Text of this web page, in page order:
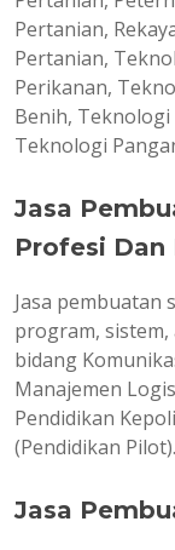
Pertanian,
Pertanian,
Perikanan,
Benih,
Teknologi
Jasa
Profesi Dan
Jasa pembuatan
program,
bidang
Manajemen
Pendidikan
(Pendidikan Pilot).
Jasa